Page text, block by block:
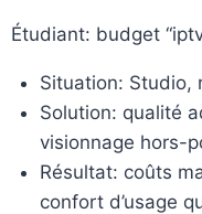
Étudiant: budget
Situation: Studio,
Solution: qualité
visionnage hors-
Résultat: coûts
confort d’usage